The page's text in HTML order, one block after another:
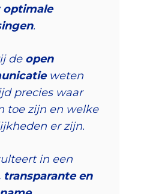
optimale
.
de open
weten
precies waar
toe zijn en welke
er zijn.
in een
transparante en